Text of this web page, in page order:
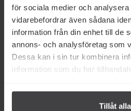
för sociala medier och
vidarebefordrar även sådana
information från din enhet till de
annons- och analysföretag som
Dessa kan i sin tur kombinera
information som du har
Tillåt alla
Köp
Från samma